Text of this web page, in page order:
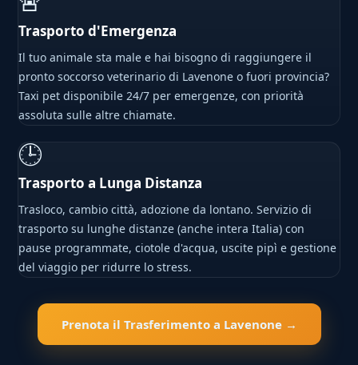
Trasporto d'Emergenza
Il tuo animale sta male e hai bisogno di raggiungere il
pronto soccorso veterinario di Lavenone o fuori provincia?
Taxi pet disponibile 24/7 per emergenze, con priorità
assoluta sulle altre chiamate.
🕒
Trasporto a Lunga Distanza
Trasloco, cambio città, adozione da lontano. Servizio di
trasporto su lunghe distanze (anche intera Italia) con
pause programmate, ciotole d'acqua, uscite pipì e gestione
del viaggio per ridurre lo stress.
Prenota il Trasferimento a Lavenone →